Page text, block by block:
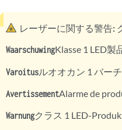
レーザーに関する警告:
WaarschuwingKlasse 1 LED製
Varoitusルオオカン 1 バー
AvertissementAlarme de
Warnungクラス 1 LED-